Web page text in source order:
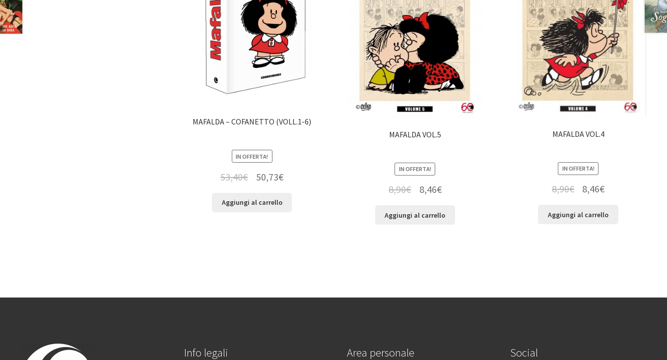
MAFALDA – COFANETTO (VOLL.1-6)
IN OFFERTA!
53,40€ 50,73€
Aggiungi al carrello
MAFALDA VOL.5
IN OFFERTA!
8,90€ 8,46€
Aggiungi al carrello
MAFALDA VOL.4
IN OFFERTA!
8,90€ 8,46€
Aggiungi al carrello
Info legali Area personale Social